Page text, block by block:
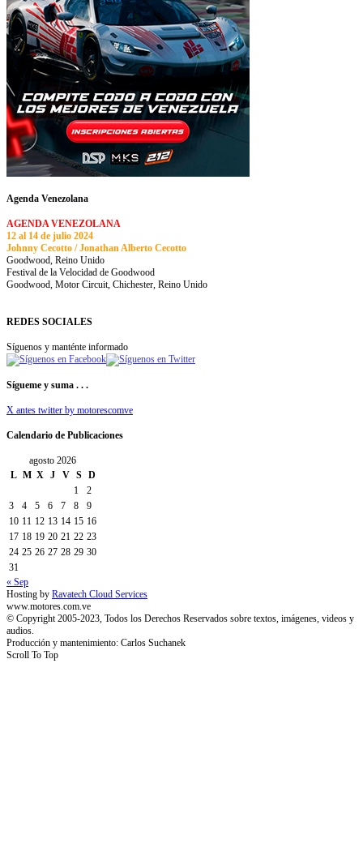
Agenda Venezolana
AGENDA VENEZOLANA
12 al 14 de julio 2024
Johnny Cecotto / Jonathan Alberto Cecotto
Goodwood, Reino Unido
Festival de la Velocidad de Goodwood
Goodwood, Motor Circuit, Chichester, Reino Unido
REDES SOCIALES
Síguenos y manténte informado
Sígueme y suma . . .
X antes twitter by motorescomve
Calendario de Publicaciones
agosto 2026
L M X J V S
D
1
2
3
4 5 6 7 8
9
10 11 12 13 14 15 16
17 18 19 20 21 22 23
24 25 26 27 28 29 30
31
« Sep
Hosting by Ravatech Cloud Services
www.motores.com.ve
© Copyright 2005-2023, Todos los Derechos Reservados sobre textos, imágenes, videos y
audios.
Producción y mantenimiento: Carlos Suchanek
Scroll To Top